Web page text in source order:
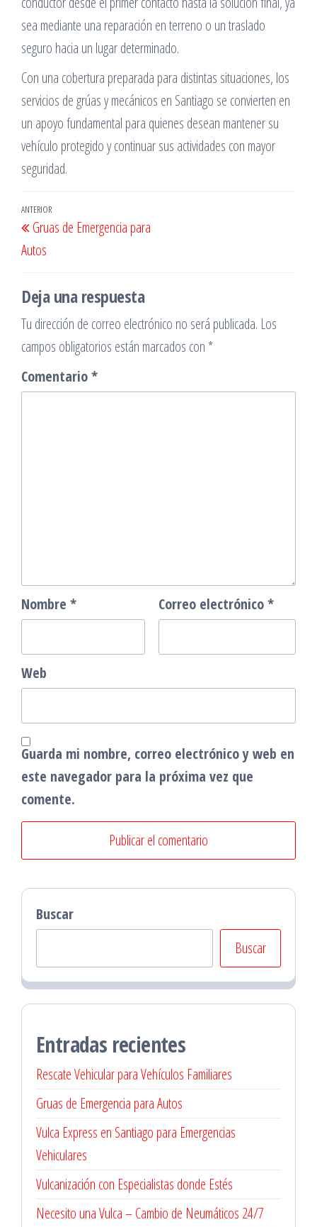
sea mediante una reparación en terreno o un traslado
seguro hacia un lugar determinado.
Con una cobertura preparada para distintas situaciones, los
servicios de grúas y mecánicos en Santiago se convierten en
un apoyo fundamental para quienes desean mantener su
vehículo protegido y continuar sus actividades con mayor
seguridad.
Navegación
de
entradas
Entrada
anterior
ANTERIOR
Gruas de Emergencia para
Autos
Deja una respuesta
Tu dirección de correo electrónico no será publicada. Los
campos obligatorios están marcados con *
Comentario*
Nombre * Correo electrónico*
Web
Guarda mi nombre, correo electrónico y web en
este navegador para la próxima vez que
comente.
Buscar
Buscar
Entradas recientes
Rescate Vehicular para Vehículos Familiares
Gruas de Emergencia para Autos
Vulca Express en Santiago para Emergencias
Vehiculares
Vulcanización con Especialistas donde Estés
Necesito una Vulca – Cambio de Neumáticos 24/7